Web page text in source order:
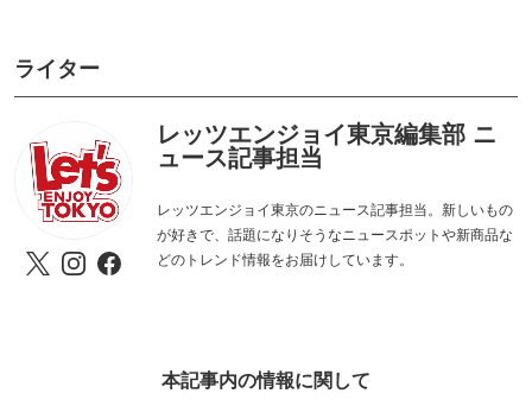
ライター
レッツエンジョイ東京編集部 ニ
ュース記事担当
レッツエンジョイ東京のニュース記事担当。新しいもの
が好きで、話題になりそうなニュースポットや新商品な
どのトレンド情報をお届けしています。
本記事内の情報に関して